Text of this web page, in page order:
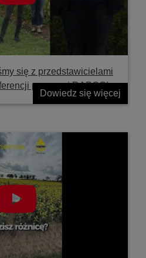
się z przedstawicielami
prasowej RAPOOL
Dowiedz się więcej